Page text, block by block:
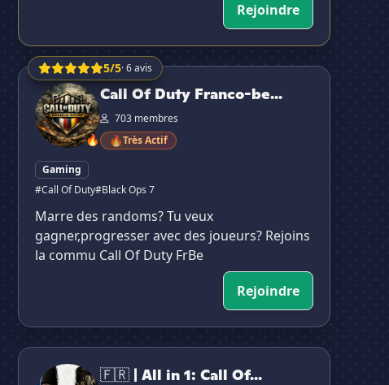
Rejoindre
5/5· 6 avis
Call Of Duty Franco-belge 🇫🇷🇧🇪
🔥
Call Of Duty Franco-be...
703 membres
🔥Très Actif
Gaming
#Call Of Duty#Black Ops 7
Marre des randoms? Tu veux
gagner,progresser avec des joueurs? Rejoins
la commu Call Of Duty FrBe
Rejoindre
🇫🇷 | All in 1: Call Of Duty 🖱🎮📱
🇫🇷 | All in 1: Call Of...